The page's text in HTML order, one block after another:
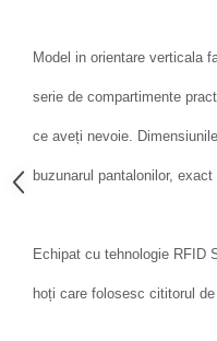
Model in orientare verticala
serie de compartimente
ce aveți nevoie.
buzunarul pantalonilor,
Echipat cu tehnologie RFID
hoți care folosesc cititorul